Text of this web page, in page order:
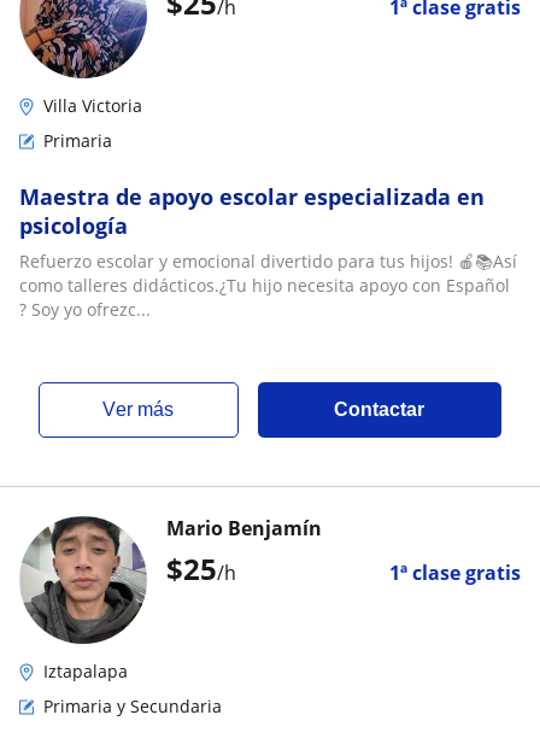
/h 1ª clase gratis
Villa Victoria
Primaria
Maestra de apoyo escolar especializada en
psicología
Refuerzo escolar y emocional divertido para tus hijos! 🍎📚Así
como talleres didácticos.¿Tu hijo necesita apoyo con Español
? Soy yo ofrezc...
ver más Contactar
$25/h 1ª clase gratis
Mario Benjamín
Iztapalapa
Primaria y Secundaria